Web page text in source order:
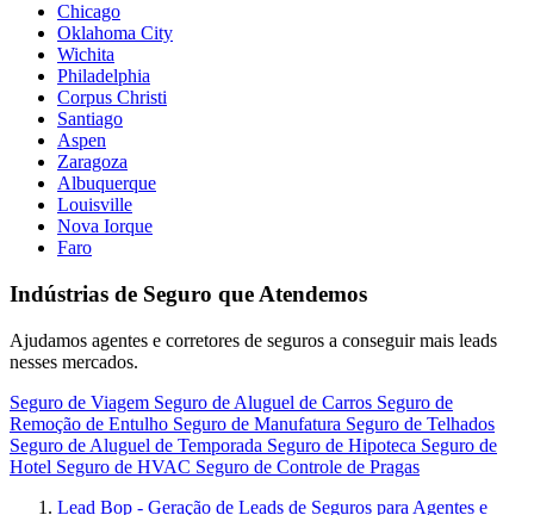
Chicago
Oklahoma City
Wichita
Philadelphia
Corpus Christi
Santiago
Aspen
Zaragoza
Albuquerque
Louisville
Nova Iorque
Faro
Indústrias de Seguro que Atendemos
Ajudamos agentes e corretores de seguros a conseguir mais leads
nesses mercados.
Seguro de Viagem Seguro de Aluguel de Carros Seguro de
Remoção de Entulho Seguro de Manufatura Seguro de Telhados
Seguro de Aluguel de Temporada Seguro de Hipoteca Seguro de
Hotel Seguro de HVAC Seguro de Controle de Pragas
Lead Bop - Geração de Leads de Seguros para Agentes e